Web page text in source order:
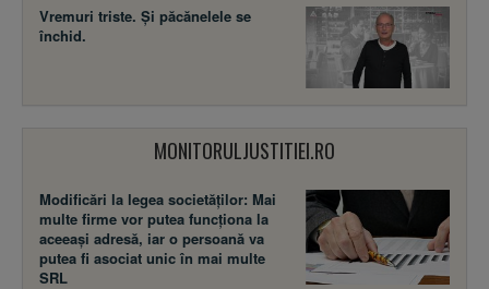
Vremuri triste. Şi păcănelele se
închid.
MONITORULJUSTITIEI.RO
Modificări la legea societăţilor: Mai
multe firme vor putea funcţiona la
aceeaşi adresă, iar o persoană va
putea fi asociat unic în mai multe
SRL